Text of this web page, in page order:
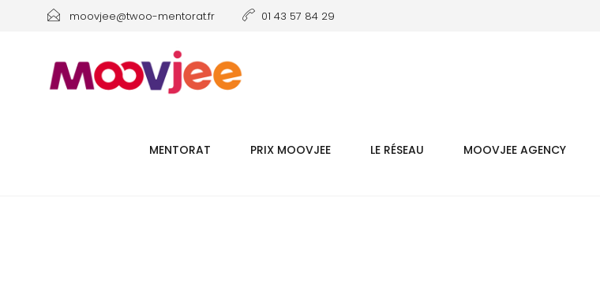
moovjee@twoo-mentorat.fr 01 43 57 84 29
MENTORAT PRIX MOOVJEE LE RÉSEAU MOOVJEE AGENCY